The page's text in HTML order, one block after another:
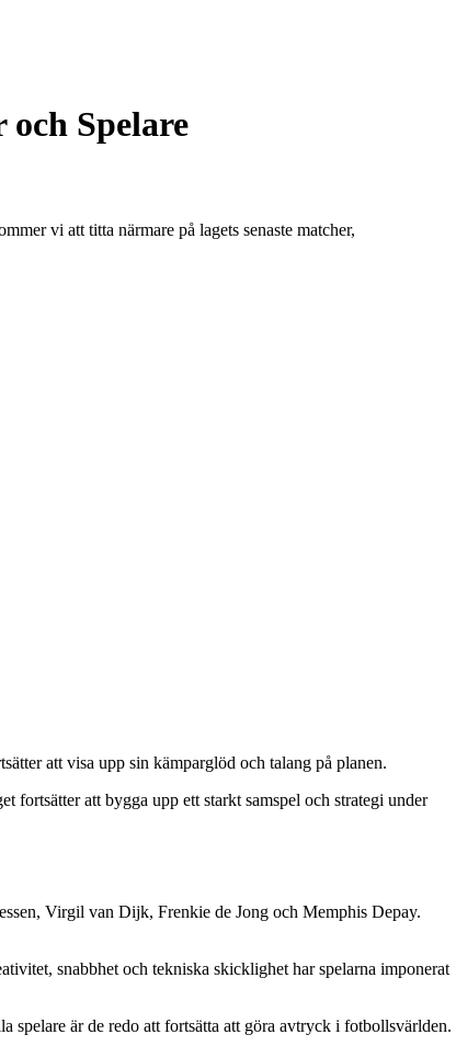
Spelare
vi att titta närmare på lagets senaste matcher,
att visa upp sin kämparglöd och talang på planen.
fortsätter att bygga upp ett starkt samspel och strategi under
Virgil van Dijk, Frenkie de Jong och Memphis Depay.
snabbhet och tekniska skicklighet har spelarna imponerat
spelare är de redo att fortsätta att göra avtryck i fotbollsvärlden.